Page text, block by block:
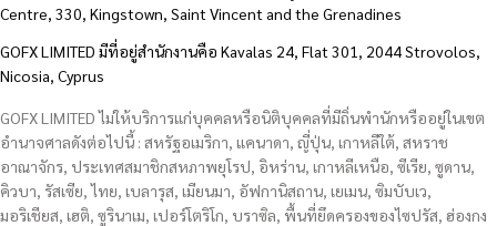
Centre, 330, Kingstown, Saint Vincent and the Grenadines
GOFX LIMITED มีที่อยู่สำนักงานคือ Kavalas 24, Flat 301, 2044 Strovolos,
Nicosia, Cyprus
GOFX LIMITED ไม่ให้บริการแก่บุคคลหรือนิติบุคคลที่มีถิ่นพำนักหรืออยู่ในเขต
อำนาจศาลดังต่อไปนี้ : สหรัฐอเมริกา, แคนาดา, ญี่ปุ่น, เกาหลีใต้, สหราช
อาณาจักร, ประเทศสมาชิกสหภาพยุโรป, อิหร่าน, เกาหลีเหนือ, ซีเรีย, ซูดาน,
คิวบา, รัสเซีย, ไทย, เบลารุส, เมียนมา, อัฟกานิสถาน, เยเมน, ซิมบับเว,
มอริเชียส, เฮติ, ซูรินาเม, เปอร์โตริโก, บราซิล, พื้นที่ยึดครองของไซปรัส, ฮ่องกง